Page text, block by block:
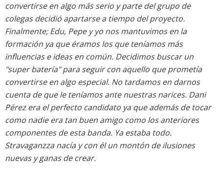
convertirse en algo más serio y parte del grupo de
colegas decidió apartarse a tiempo del proyecto.
Finalmente; Edu, Pepe y yo nos mantuvimos en la
formación ya que éramos los que teníamos más
influencias e ideas en común. Decidimos buscar un
"super batería" para seguir con aquello que prometía
convertirse en algo especial. No tardamos en darnos
cuenta de que le teníamos ante nuestras narices. Dani
Pérez era el perfecto candidato ya que además de tocar
como nadie era tan buen amigo como los anteriores
componentes de esta banda. Ya estaba todo.
Stravaganzza nacía y con él un montón de ilusiones
nuevas y ganas de crear.